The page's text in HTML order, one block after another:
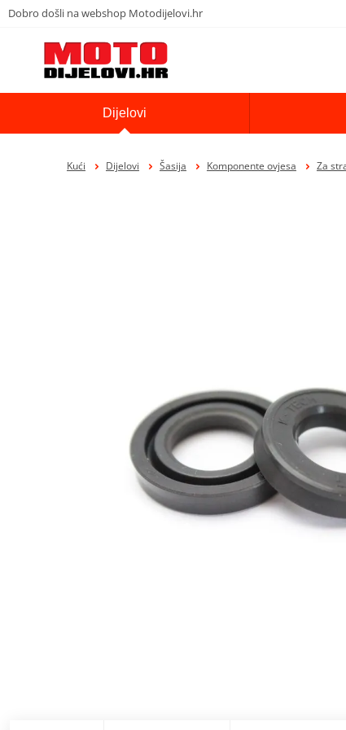
Dobro došli na webshop Motodijelovi.hr
Dijelovi
Kući Dijelovi Šasija Komponente ovjesa Za